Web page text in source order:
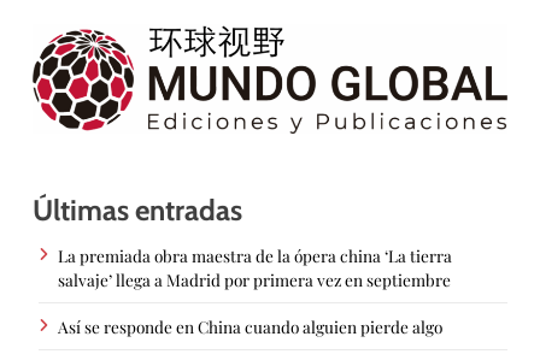
Últimas entradas
La premiada obra maestra de la ópera china ‘La tierra
salvaje’ llega a Madrid por primera vez en septiembre
Así se responde en China cuando alguien pierde algo